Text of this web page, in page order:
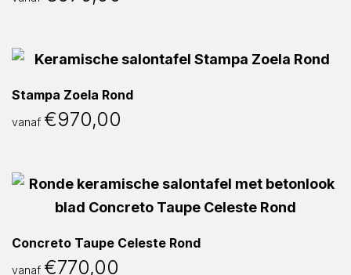
Stampa Zoela Rond
vanaf €970,00
Concreto Taupe Celeste Rond
vanaf €770,00